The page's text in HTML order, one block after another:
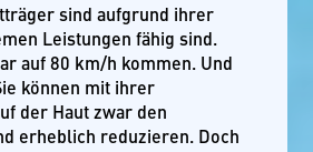
sind aufgrund ihrer
Leistungen fähig sind.
auf 80 km/h kommen. Und
können mit ihrer
der Haut zwar den
erheblich reduzieren. Doch